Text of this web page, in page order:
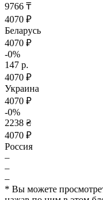
9766 ₸
4070 ₽
Беларусь
4070 ₽
-0%
147 р.
4070 ₽
Украина
4070 ₽
-0%
2238 ₴
4070 ₽
Россия
–
–
–
* Вы можете